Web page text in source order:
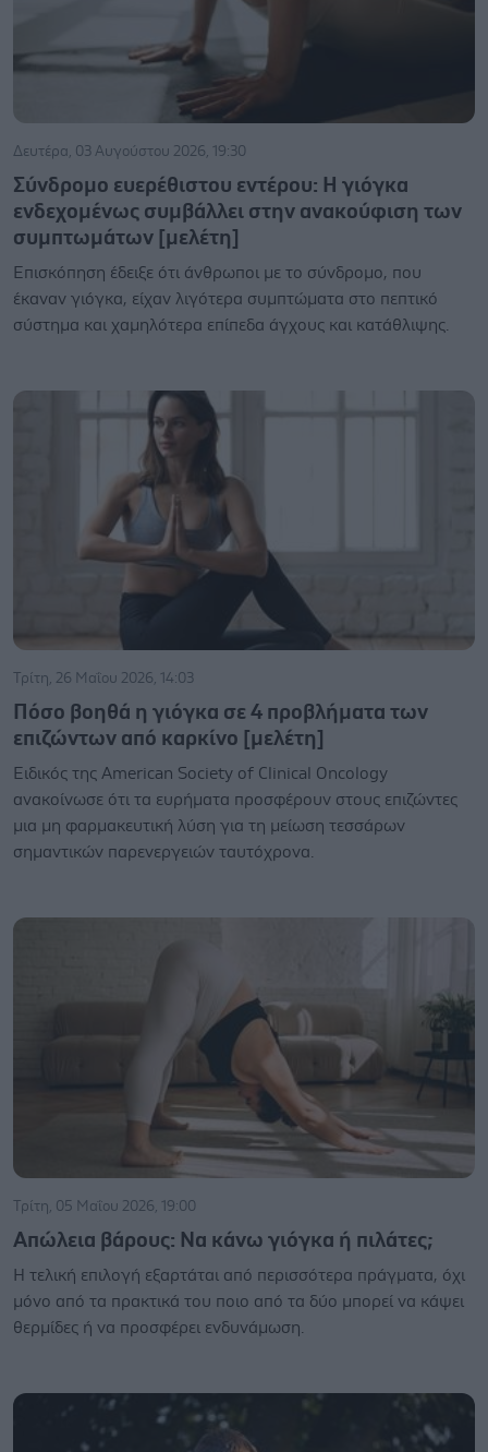
Δευτέρα, 03 Αυγούστου 2026, 19:30
Σύνδρομο ευερέθιστου εντέρου: Η γιόγκα
ενδεχομένως συμβάλλει στην ανακούφιση των
συμπτωμάτων [μελέτη]
Επισκόπηση έδειξε ότι άνθρωποι με το σύνδρομο, που
έκαναν γιόγκα, είχαν λιγότερα συμπτώματα στο πεπτικό
σύστημα και χαμηλότερα επίπεδα άγχους και κατάθλιψης.
Τρίτη, 26 Μαΐου 2026, 14:03
Πόσο βοηθά η γιόγκα σε 4 προβλήματα των
επιζώντων από καρκίνο [μελέτη]
Ειδικός της American Society of Clinical Oncology
ανακοίνωσε ότι τα ευρήματα προσφέρουν στους επιζώντες
μια μη φαρμακευτική λύση για τη μείωση τεσσάρων
σημαντικών παρενεργειών ταυτόχρονα.
Τρίτη, 05 Μαΐου 2026, 19:00
Απώλεια βάρους: Να κάνω γιόγκα ή πιλάτες;
Η τελική επιλογή εξαρτάται από περισσότερα πράγματα, όχι
μόνο από τα πρακτικά του ποιο από τα δύο μπορεί να κάψει
θερμίδες ή να προσφέρει ενδυνάμωση.